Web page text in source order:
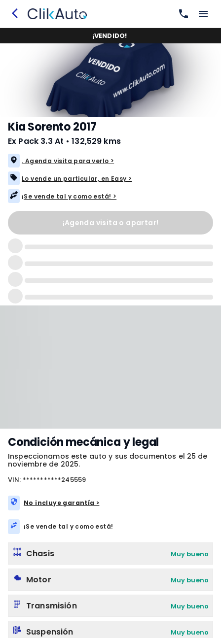
Condición mecánica y legal
Inspeccionamos este auto y sus documentos el 25 de
noviembre de 2025.
VIN: ***********245559
No incluye garantía >
¡Se vende tal y como está!
Chasis Muy bueno
Motor Muy bueno
Transmisión Muy bueno
Suspensión Muy bueno
¡VENDIDO!
Kia Sorento 2017
Ex Pack 3.3 At • 132,529 kms
. Agenda visita para verlo >
Lo vende un particular, en Easy >
¡Se vende tal y como está! >
¡Agenda visita o apartar!